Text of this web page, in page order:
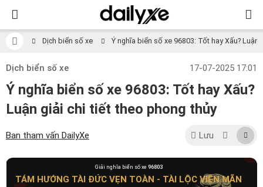
Dịch biển số xe Ý nghĩa biển số xe 96803: Tốt hay Xấu?
Dịch biển số xe 17-07-2025 17:01
Ý nghĩa biển số xe 96803: Tốt hay Xấu?
Luận giải chi tiết theo phong thủy
Ban tham vấn DailyXe Lưu
Giải nghĩa biển số xe 96803
TÁM HƯỚNG TÀI ĐỨC VẸN TOÀN - TÀI LỘC VIÊN MÃN